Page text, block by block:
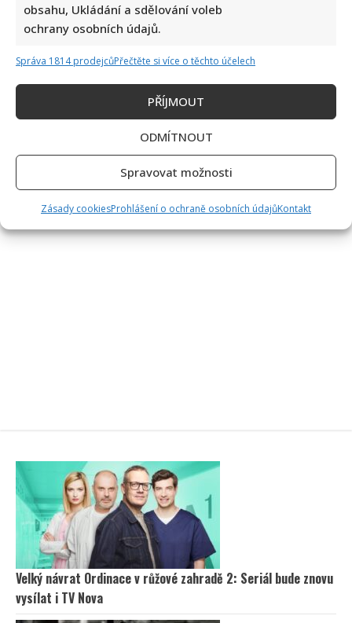
obsahu, Ukládání a sdělování voleb
ochrany osobních údajů.
Správa 1814 prodejcůPřečtěte si více o těchto účelech
PŘÍJMOUT
ODMÍTNOUT
Spravovat možnosti
Zásady cookiesProhlášení o ochraně osobních údajůKontakt
Velký návrat Ordinace v růžové zahradě 2: Seriál bude znovu
vysílat i TV Nova